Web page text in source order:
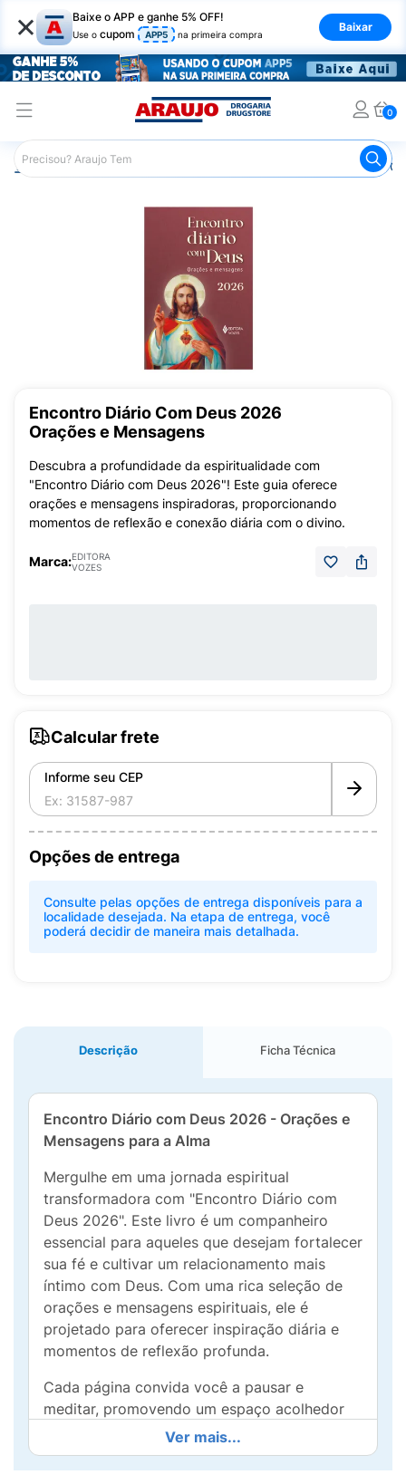
× Baixe o APP e ganhe 5% OFF!
Use o cupom APP5 na primeira compra
Baixar
0
Araujo Mercado Encontro Diário
Encontro Diário Com Deus 2026
Orações e Mensagens
Descubra a profundidade da espiritualidade com
"Encontro Diário com Deus 2026"! Este guia oferece
orações e mensagens inspiradoras, proporcionando
momentos de reflexão e conexão diária com o divino.
Marca:EDITORA
VOZES
Calcular frete
Informe seu CEP
Opções de entrega
Consulte pelas opções de entrega disponíveis para a
localidade desejada. Na etapa de entrega, você
poderá decidir de maneira mais detalhada.
Descrição Ficha Técnica
Encontro Diário com Deus 2026 - Orações e
Mensagens para a Alma
Mergulhe em uma jornada espiritual
transformadora com "Encontro Diário com
Deus 2026". Este livro é um companheiro
essencial para aqueles que desejam fortalecer
sua fé e cultivar um relacionamento mais
íntimo com Deus. Com uma rica seleção de
orações e mensagens espirituais, ele é
projetado para oferecer inspiração diária e
momentos de reflexão profunda.
Cada página convida você a pausar e
meditar, promovendo um espaço acolhedor
para que suas orações e pensamentos se
tornem uma parte essencial do seu dia a dia.
Ideal para todas as idades, este guia
Ver mais...